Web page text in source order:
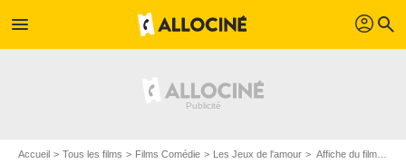
menu profil search
Accueil Tous les films Films Comédie Les Jeux de l'amour Affiche du film Les Jeux de l'amour - Photo 1